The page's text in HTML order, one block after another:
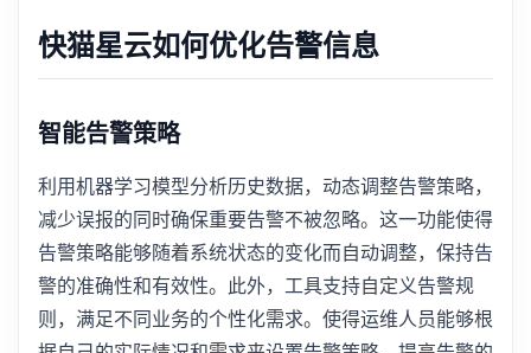
快猫星云如何优化告警信息
智能告警策略
利用机器学习模型分析历史数据，动态调整告警策略，
减少误报的同时确保重要告警不被忽略。这一功能使得
告警策略能够随着系统状态的变化而自动调整，保持告
警的准确性和有效性。此外，工具支持自定义告警规
则，满足不同业务的个性化需求。使得运维人员能够根